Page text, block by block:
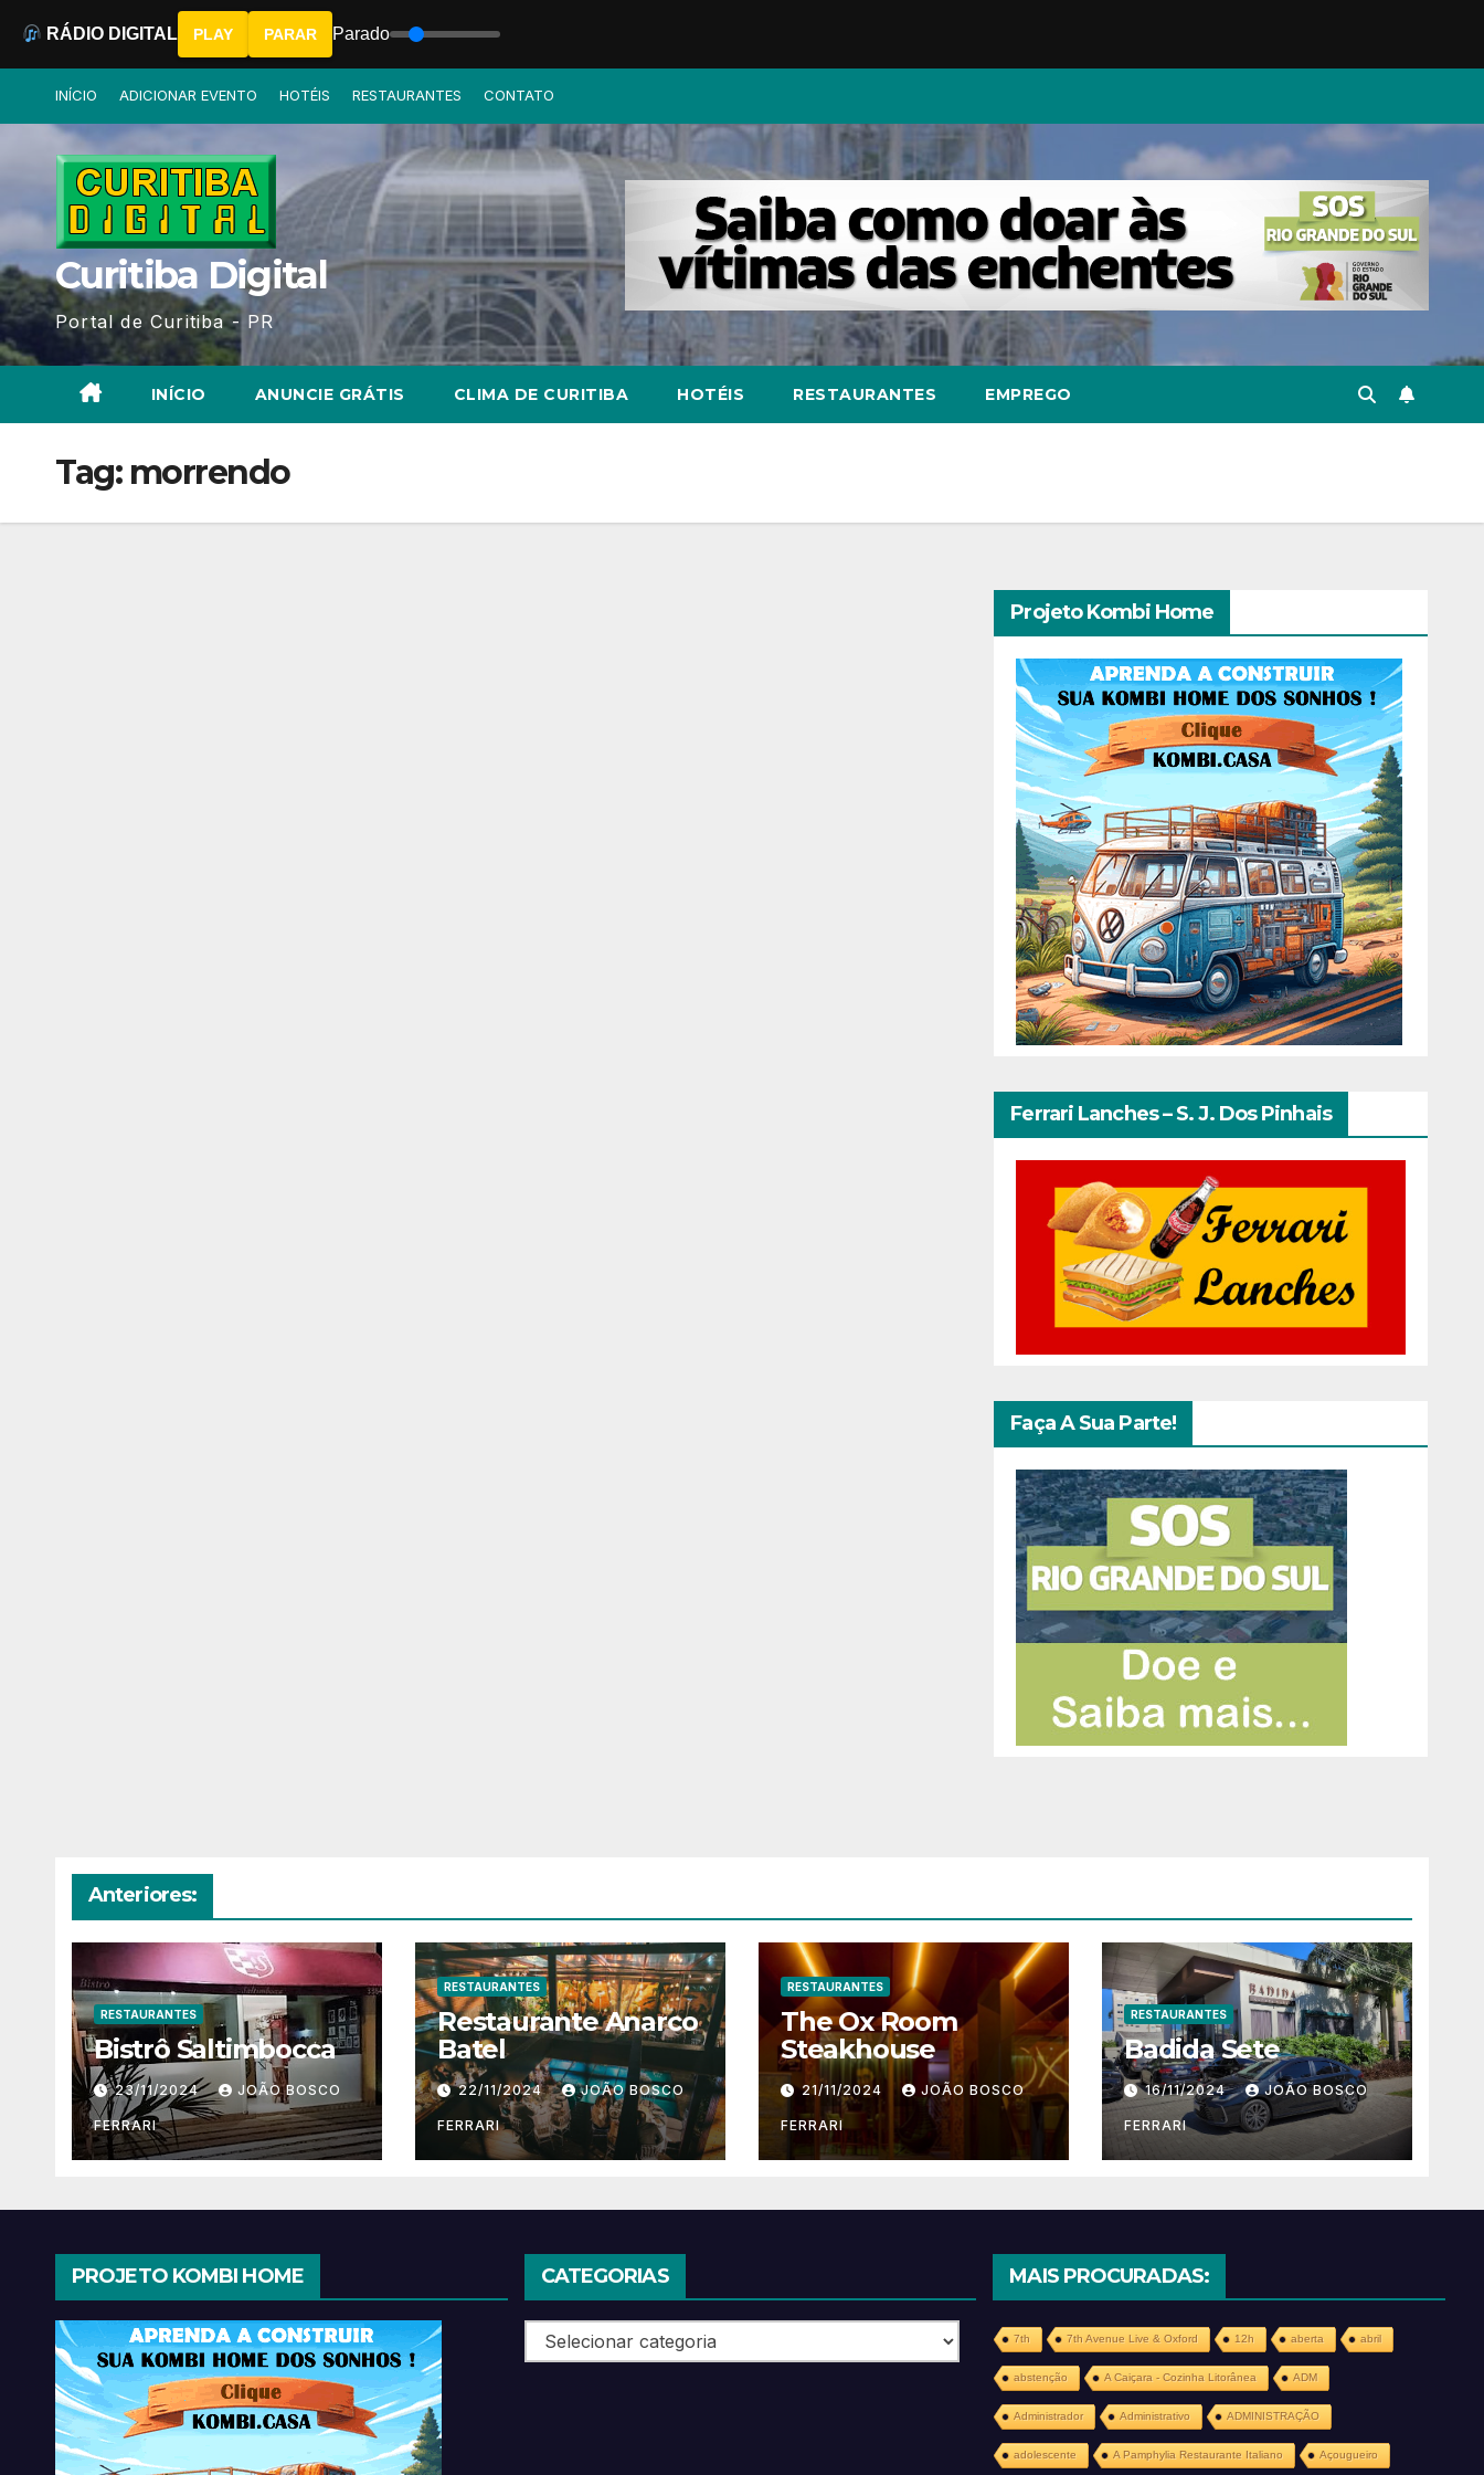
INÍCIO ADICIONAR EVENTO HOTÉIS RESTAURANTES CONTATO
Curitiba Digital
Portal de Curitiba - PR
INÍCIO ANUNCIE GRÁTIS CLIMA DE CURITIBA HOTÉIS RESTAURANTES EMPREGO
Tag: morrendo
Projeto Kombi Home
Ferrari Lanches – S. J. Dos Pinhais
Faça A Sua Parte!
Anteriores:
RESTAURANTES
Bistrô Saltimbocca
23/11/2024 JOÃO BOSCO
FERRARI
RESTAURANTES
Restaurante Anarco
Batel
22/11/2024 JOÃO BOSCO
FERRARI
RESTAURANTES
The Ox Room
Steakhouse
21/11/2024 JOÃO BOSCO
FERRARI
RESTAURANTES
Badida Sete
16/11/2024 JOÃO BOSCO
FERRARI
PROJETO KOMBI HOME CATEGORIAS
Categorias
MAIS PROCURADAS:
7th 7th Avenue Live & Oxford 12h aberta abril
abstenção A Caiçara - Cozinha Litorânea ADM
Administrador Administrativo ADMINISTRAÇÃO
adolescente A Pamphylia Restaurante Italiano Açougueiro
RÁDIO DIGITAL PLAY PARAR Parado